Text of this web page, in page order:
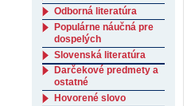
Odborná literatúra
Populárne náučná pre
dospelých
Slovenská literatúra
Darčekové predmety a
ostatné
Hovorené slovo